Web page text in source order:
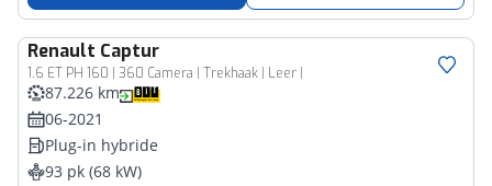
Renault Captur
1.6 ET PH 160 | 360 Camera | Trekhaak | Leer |
87.226 km
06-2021
Plug-in hybride
93 pk (68 kW)